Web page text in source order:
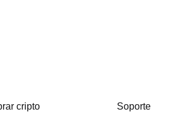
cripto Soporte